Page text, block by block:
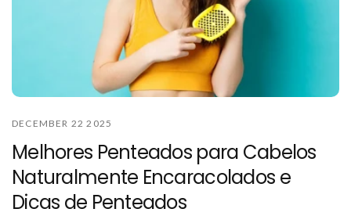
DECEMBER 22 2025
Melhores Penteados para Cabelos
Naturalmente Encaracolados e
Dicas de Penteados